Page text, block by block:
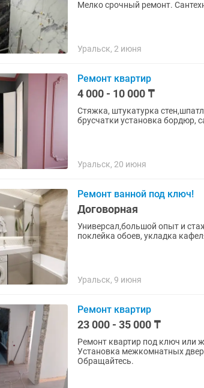
Мелко срочный ремонт.
Уральск, 2 июня
Ремонт квартир
4 000 - 10 000 ₸
Стяжка, штукатурка
брусчатки установка бордюр,
Уральск, 20 июня
Ремонт ванной под ключ!
Договорная
Универсал,большой опыт и
поклейка обоев, укладка
Уральск, 9 июня
Ремонт квартир
23 000 - 35 000 ₸
Ремонт квартир под ключ или
Установка межкомнатных
Обращайтесь.